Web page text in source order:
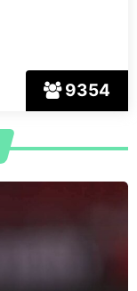
9354